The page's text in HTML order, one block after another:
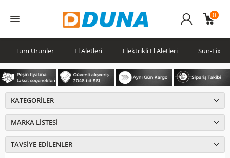
0
Tüm Ürünler El Aletleri Elektrikli El Aletleri Sun-Fix
KATEGORILER
MARKA LISTESI
TAVSIYE EDILENLER